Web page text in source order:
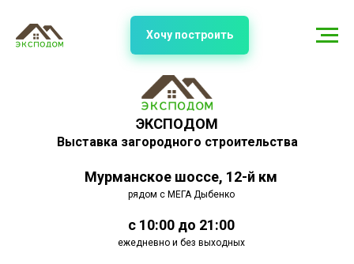
ЭКСПОДОМ
Выставка загородного строительства
Мурманское шоссе, 12-й км
рядом с МЕГА Дыбенко
с 10:00 до 21:00
ежедневно и без выходных
Хочу построить